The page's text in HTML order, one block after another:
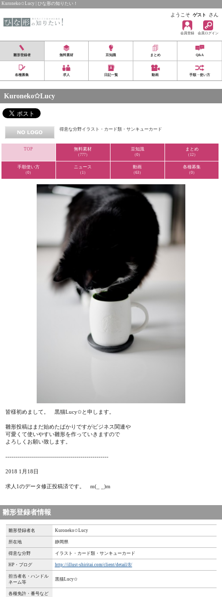
Kuroneko✩Lucy | ひな形の知りたい！
ようこそ ゲスト さん
会員登録 会員ログイン
雛形登録者 無料素材 豆知識 まとめ Q&A
各種募集 求人 日記一覧 動画 手順・使い方
Kuroneko✩Lucy
得意な分野イラスト・カード類・サンキューカード
TOP 無料素材
（777）
豆知識
（0）
まとめ
（12）
手順使い方
（0）
ニュース
（1）
動画
（63）
各種募集
（0）
皆様初めまして。 黒猫Lucy✩と申します。
雛形投稿はまだ始めたばかりですがビジネス関連や
可愛くて使いやすい雛形を作っていきますので
よろしくお願い致します。
----------------------------------------------------
2018 1月18日
求人1のデータ修正投稿済です。 m(_ _)m
雛形登録者情報
雛形登録者名 Kuroneko✩Lucy
所在地 静岡県
得意な分野 イラスト・カード類・サンキューカード
HP・ブログ http://illust-shiritai.com/client/detail/8/
担当者名・ハンドル
ネーム等
黒猫Lucy✩
各種免許・番号など